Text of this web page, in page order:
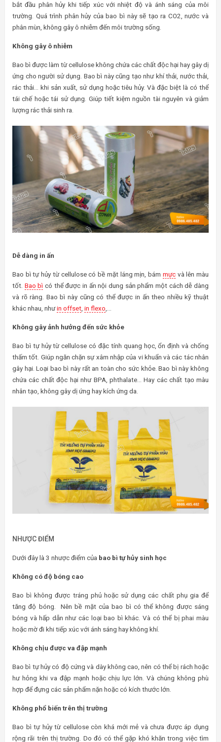
bắt đầu phân hủy khi tiếp xúc với nhiệt độ và ánh sáng của môi
trường. Quá trình phân hủy của bao bì này sẽ tạo ra CO2, nước và
phân mùn, không gây ô nhiễm đến môi trường sống.
Không gây ô nhiễm
Bao bì được làm từ cellulose không chứa các chất độc hại hay gây dị
ứng cho người sử dụng. Bao bì này cũng tạo như khí thải, nước thải,
rác thải… khi sản xuất, sử dụng hoặc tiêu hủy. Và đặc biệt là có thể
tái chế hoặc tái sử dụng. Giúp tiết kiệm nguồn tài nguyên và giảm
lượng rác thải sinh ra.
Dễ dàng in ấn
Bao bì tự hủy từ cellulose có bề mặt láng mịn, bám mựcvà lên màu
tốt. Bao bì có thể được in ấn nội dung sản phẩm một cách dễ dàng
và rõ ràng. Bao bì này cũng có thể được in ấn theo nhiều kỹ thuật
khác nhau, nhưin offset in flexo
Không gây ảnh hưởng đến sức khỏe
Bao bì tự hủy từ cellulose có đặc tính quang học, ổn định và chống
thấm tốt. Giúp ngăn chặn sự xâm nhập của vi khuẩn và các tác nhân
gây hại. Loại bao bì này rất an toàn cho sức khỏe. Bao bì này không
chứa các chất độc hại như BPA, phthalate… Hay các chất tạo màu
nhân tạo, không gây dị ứng hay kích ứng da.
NHƯỢC ĐIỂM
Dưới đây là 3 nhược điểm của bao bì tự hủy sinh học
Không có độ bóng cao
Bao bì không được tráng phủ hoặc sử dụng các chất phụ gia để
tăng độ bóng. Nên bề mặt của bao bì có thể không được sáng
bóng và hấp dẫn như các loại bao bì khác. Và có thể bị phai màu
hoặc mờ đi khi tiếp xúc với ánh sáng hay không khí.
Không chịu được va đập mạnh
Bao bì tự hủy có độ cứng và dày không cao, nên có thể bị rách hoặc
hư hỏng khi va đập mạnh hoặc chịu lực lớn. Và chúng không phù
hợp để đựng các sản phẩm nặn hoặc có kích thước lớn.
Không phổ biến trên thị trường
Bao bì tự hủy từ cellulose còn khá mới mẻ và chưa được áp dụng
rộng rãi trên thị trường. Do đó có thể gặp khó khăn trong việc tìm